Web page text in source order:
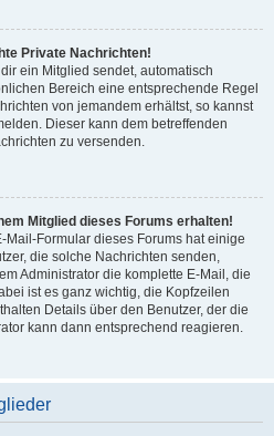
Private Nachrichten!
ein Mitglied sendet, automatisch
Bereich eine entsprechende Regel
von jemandem erhältst, so kannst
Dieser kann dem betreffenden
zu versenden.
Mitglied dieses Forums erhalten!
Mail-Formular dieses Forums hat einige
die solche Nachrichten senden,
Administrator die komplette E-Mail, die
ist es ganz wichtig, die Kopfzeilen
Details über den Benutzer, der die
kann dann entsprechend reagieren.